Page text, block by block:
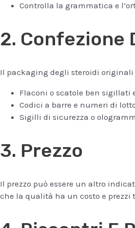
Controlla la grammatica e
2. Confezione
Il packaging degli steroidi
Flaconi o scatole ben sigillati
Codici a barre e numeri di
Sigilli di sicurezza o
3. Prezzo
Il prezzo può essere un altro
che la qualità ha un costo e prezzi